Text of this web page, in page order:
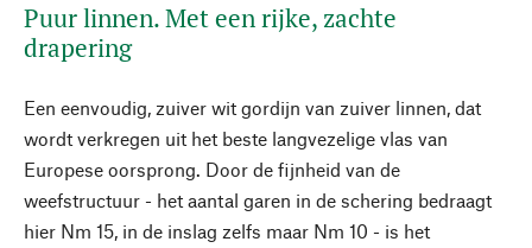
Puur linnen. Met een rijke, zachte
drapering
Een eenvoudig, zuiver wit gordijn van zuiver linnen, dat
wordt verkregen uit het beste langvezelige vlas van
Europese oorsprong. Door de fijnheid van de
weefstructuur - het aantal garen in de schering bedraagt
hier Nm 15, in de inslag zelfs maar Nm 10 - is het